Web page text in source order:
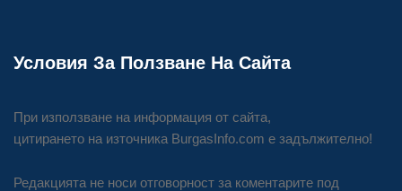
Условия За Ползване На Сайта
При използване на информация от сайта,
цитирането на източника BurgasInfo.com е задължително!
Редакцията не носи отговорност за коментарите под